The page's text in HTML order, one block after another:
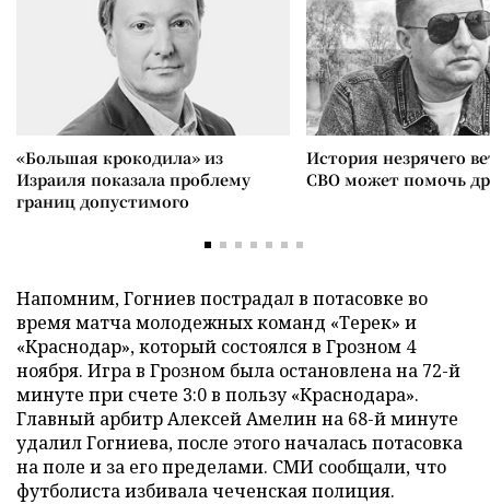
«Большая крокодила» из
Израиля показала проблему
границ допустимого
История незрячего
СВО может помочь
Напомним, Гогниев пострадал в потасовке во
время матча молодежных команд «Терек» и
«Краснодар», который состоялся в Грозном 4
ноября. Игра в Грозном была остановлена на 72-й
минуте при счете 3:0 в пользу «Краснодара».
Главный арбитр Алексей Амелин на 68-й минуте
удалил Гогниева, после этого началась потасовка
на поле и за его пределами. СМИ сообщали, что
футболиста избивала чеченская полиция.